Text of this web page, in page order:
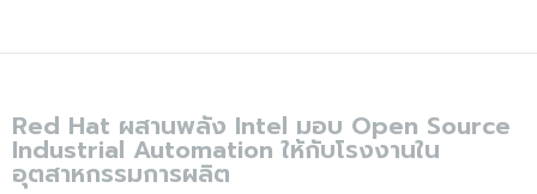
Red Hat ผสานพลัง Intel มอบ Open Source
Industrial Automation ให้กับโรงงานใน
อุตสาหกรรมการผลิต